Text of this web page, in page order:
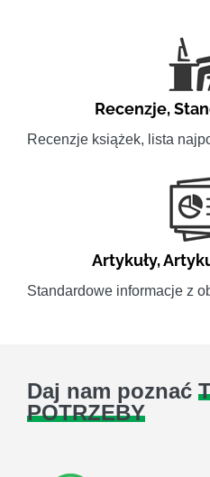
Recenzje,
Recenzje książek, lista
Artykuły,
Standardowe informacje z
Daj nam poznać
POTRZEBY